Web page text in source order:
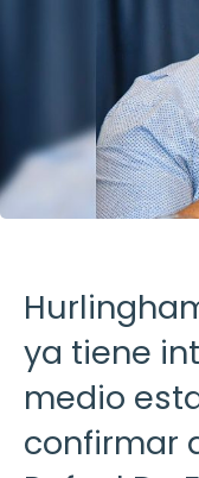
ya tiene
medio
confirmar